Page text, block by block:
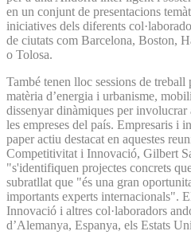
en un conjunt de presentacions
iniciatives dels diferents
de ciutats com Barcelona, Boston,
o Tolosa.
També tenen lloc sessions de
matèria d’energia i urbanisme,
dissenyar dinàmiques per
les empreses del país. Empresaris i
paper actiu destacat en aquestes
Competitivitat i Innovació, Gilbert
"s'identifiquen projectes concrets
subratllat que "és una gran
importants experts internacionals".
Innovació i altres col·laboradors
d’Alemanya, Espanya, els Estats